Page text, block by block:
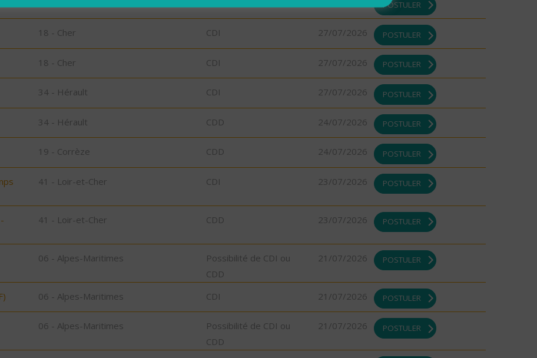
POSTULER
18 - Cher CDI 27/07/2026 POSTULER
18 - Cher CDI 27/07/2026 POSTULER
34 - Hérault CDI 27/07/2026 POSTULER
34 - Hérault CDD 24/07/2026 POSTULER
19 - Corrèze CDD 24/07/2026 POSTULER
41 - Loir-et-Cher CDI 23/07/2026 POSTULER
41 - Loir-et-Cher CDD 23/07/2026 POSTULER
06 - Alpes-Maritimes
Possibilité de CDI ou
CDD
21/07/2026 POSTULER
06 - Alpes-Maritimes CDI 21/07/2026 POSTULER
06 - Alpes-Maritimes
Possibilité de CDI ou
CDD
21/07/2026 POSTULER